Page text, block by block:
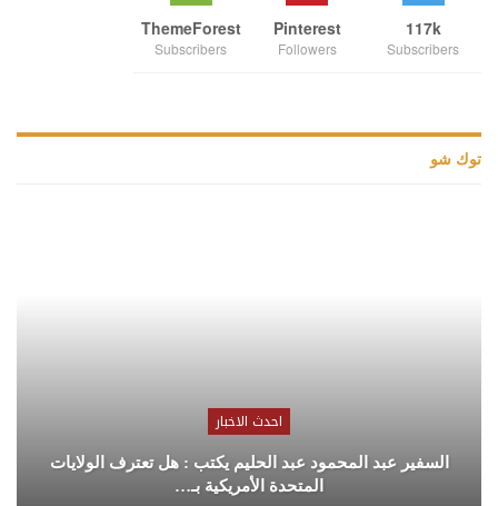
117k
Subscribers
Pinterest
Followers
ThemeForest
Subscribers
توك شو
احدث الاخبار
السفير عبد المحمود عبد الحليم يكتب : هل تعترف الولايات
المتحدة الأمريكية بـ…